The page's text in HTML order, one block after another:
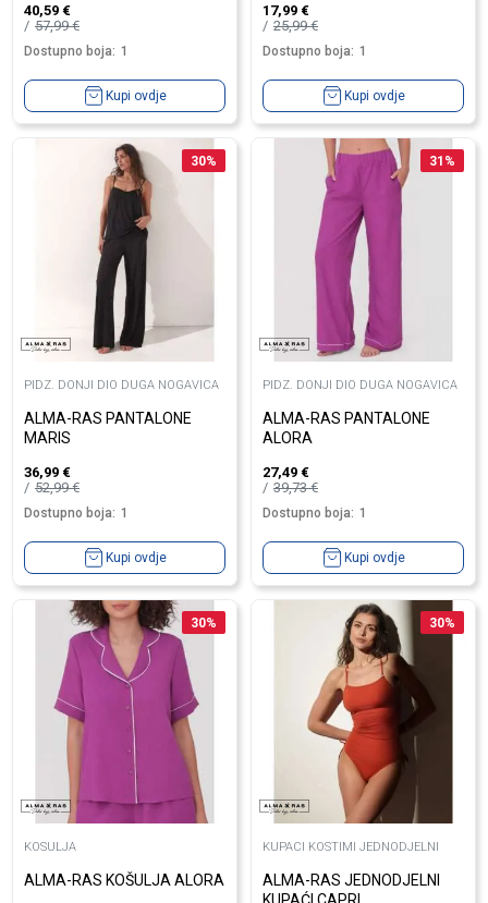
40,59 €
57,99€
Dostupno boja: 1
Kupi ovdje
17,99 €
25,99€
Dostupno boja: 1
Kupi ovdje
30%
PIDZ. DONJI DIO DUGA NOGAVICA
ALMA-RAS PANTALONE
MARIS
36,99 €
52,99€
Dostupno boja: 1
Kupi ovdje
31 %
PIDZ. DONJI DIO DUGA NOGAVICA
ALMA-RAS PANTALONE
ALORA
27,49 €
39,73€
Dostupno boja: 1
Kupi ovdje
30%
KOSULJA
ALMA-RAS KOŠULJA ALORA
30%
KUPACI KOSTIMI JEDNODJELNI
ALMA-RAS JEDNODJELNI
KUPAĆI CAPRI